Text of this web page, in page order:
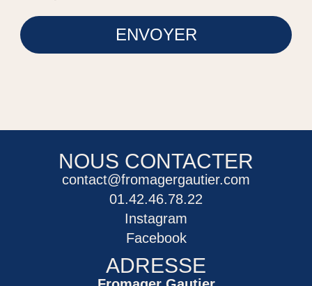
ENVOYER
NOUS CONTACTER
contact@fromagergautier.com
01.42.46.78.22
Instagram
Facebook
ADRESSE